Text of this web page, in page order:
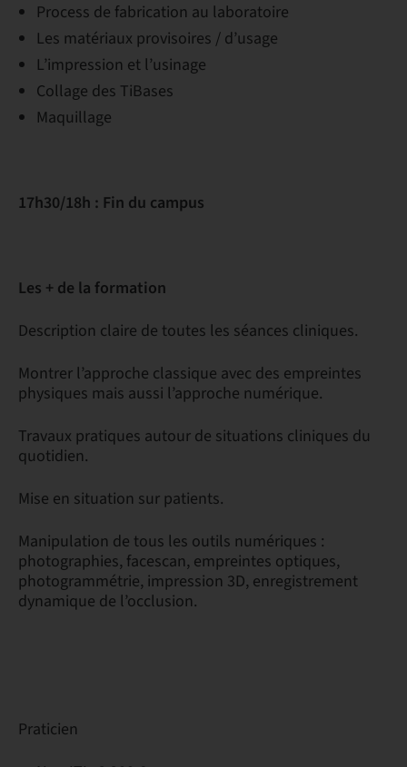
Process de fabrication au laboratoire
Les matériaux provisoires / d’usage
L’impression et l’usinage
Collage des TiBases
Maquillage
17h30/18h : Fin du campus
Les + de la formation
Description claire de toutes les séances cliniques.
Montrer l’approche classique avec des empreintes
physiques mais aussi l’approche numérique.
Travaux pratiques autour de situations cliniques du
quotidien.
Mise en situation sur patients.
Manipulation de tous les outils numériques :
photographies, facescan, empreintes optiques,
photogrammétrie, impression 3D, enregistrement
dynamique de l’occlusion.
Praticien